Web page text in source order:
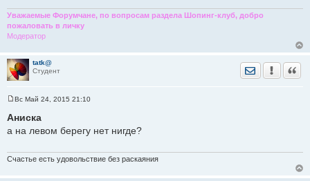
н
и
е
Уважаемые Форумчане, по вопросам раздела Шопинг-клуб, добро
пожаловать в личку
Модератор
tatk@
Студент
Отправить
о
б
н
и
Вс Май 24, 2015 21:10
Аниска
а на левом берегу нет нигде?
Счастье есть удовольствие без раскаяния